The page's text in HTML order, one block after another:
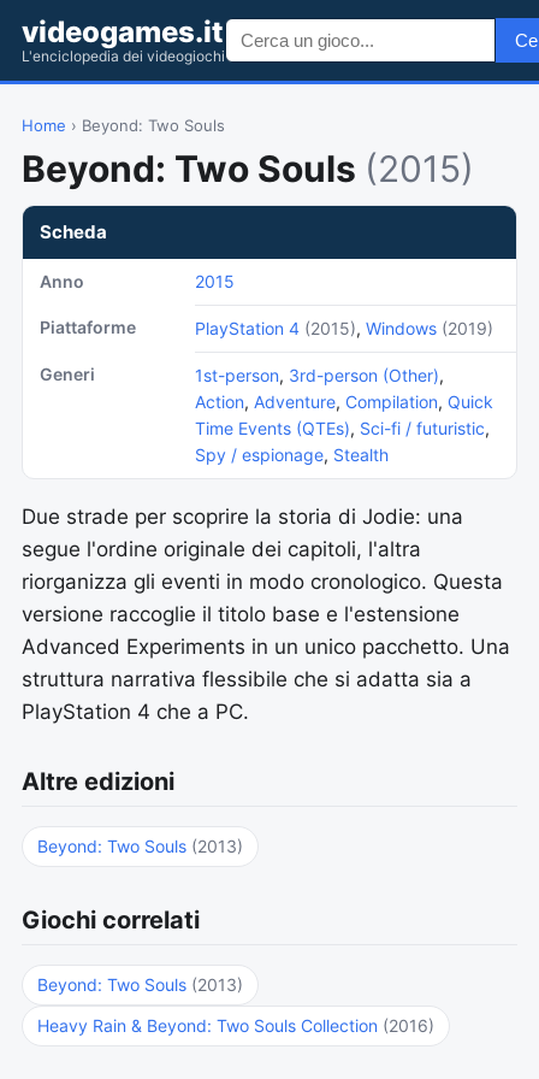
videogames.it
L'enciclopedia dei videogiochi
Home › Beyond: Two Souls
Beyond: Two Souls (2015)
Scheda
Anno 2015
Piattaforme PlayStation 4 (2015), Windows (2019)
Generi 1st-person, 3rd-person (Other),
Action, Adventure, Compilation, Quick
Time Events (QTEs), Sci-fi / futuristic,
Spy / espionage, Stealth
Due strade per scoprire la storia di Jodie: una
segue l'ordine originale dei capitoli, l'altra
riorganizza gli eventi in modo cronologico. Questa
versione raccoglie il titolo base e l'estensione
Advanced Experiments in un unico pacchetto. Una
struttura narrativa flessibile che si adatta sia a
PlayStation 4 che a PC.
Altre edizioni
Beyond: Two Souls (2013)
Giochi correlati
Beyond: Two Souls (2013)
Heavy Rain & Beyond: Two Souls Collection (2016)